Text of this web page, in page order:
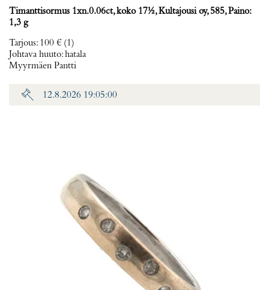
Timanttisormus 1xn.0.06ct, koko 17½, Kultajousi oy, 585, Paino:
1,3 g
Tarjous: 100 € (1)
Johtava huuto:hatala
Myyrmäen Pantti
12.8.2026 19:05:00